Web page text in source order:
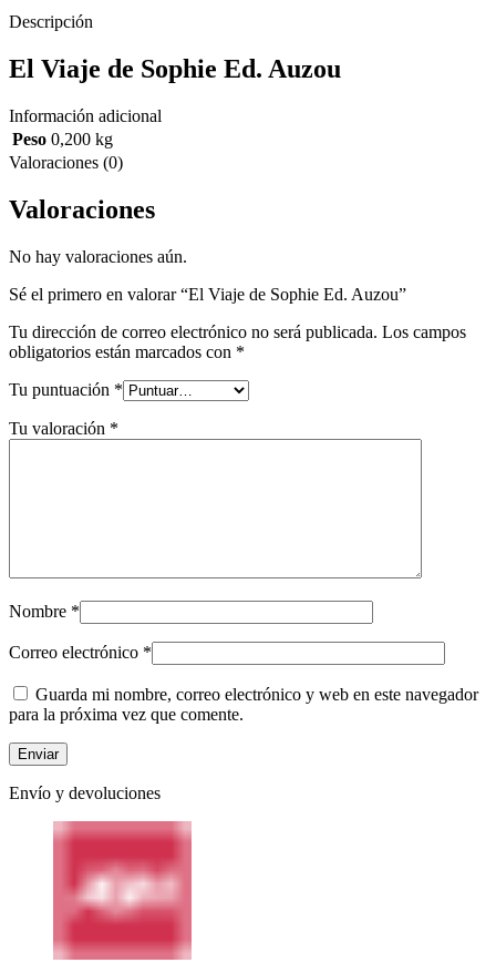
Descripción
El Viaje de Sophie Ed. Auzou
Información adicional
Peso 0,200 kg
Valoraciones (0)
Valoraciones
No hay valoraciones aún.
Sé el primero en valorar “El Viaje de Sophie Ed. Auzou”
Tu dirección de correo electrónico no será publicada. Los campos
obligatorios están marcados con *
Tu puntuación *
Tu valoración *
Nombre *
Correo electrónico *
Guarda mi nombre, correo electrónico y web en este navegador
para la próxima vez que comente.
Envío y devoluciones